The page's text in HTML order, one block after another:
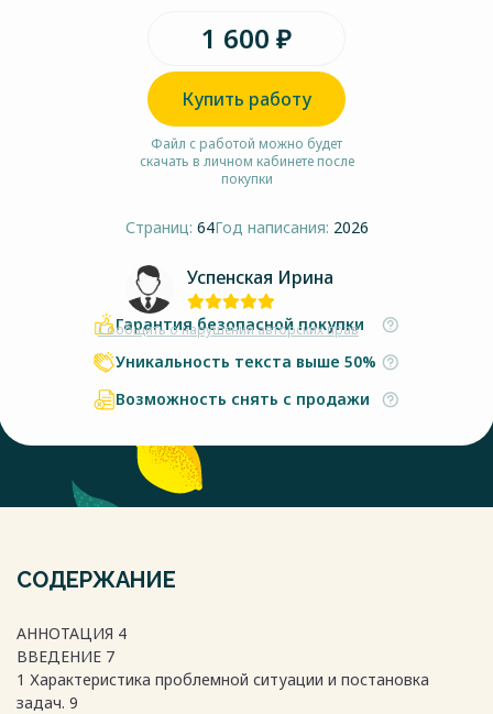
1 600 ₽
Купить работу
Файл с работой можно будет
скачать в личном кабинете после
покупки
Страниц: 64Год написания: 2026
Успенская Ирина
Сообщить о нарушении авторских прав
Гарантия безопасной покупки
Уникальность текста выше 50%
Возможность снять с продажи
СОДЕРЖАНИЕ
АННОТАЦИЯ 4
ВВЕДЕНИЕ 7
1 Характеристика проблемной ситуации и постановка
задач. 9